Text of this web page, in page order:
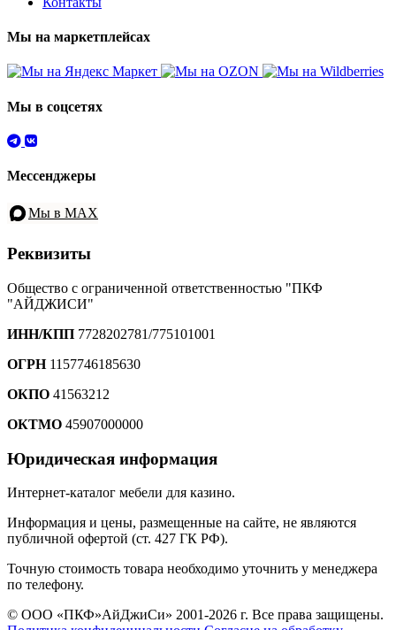
Мы на маркетплейсах
Мы в соцсетях
Мессенджеры
Мы в MAX
Реквизиты
Общество с ограниченной ответственностью "ПКФ
"АЙДЖИСИ"
ИНН/КПП 7728202781/775101001
ОГРН1157746185630
ОКПО 41563212
ОКТМО 45907000000
Юридическая информация
Интернет-каталог мебели для казино.
Информация и цены, размещенные на сайте, не являются
публичной офертой (ст. 427 ГК РФ).
Точную стоимость товара необходимо уточнить у менеджера
по телефону.
© ООО «ПКФ»АйДжиСи» 2001-2026 г. Все права защищены.